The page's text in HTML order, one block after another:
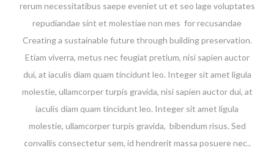
rerum necessitatibus saepe eveniet ut et seo lage voluptates
repudiandae sint et molestiae non mes for recusandae
Creating a sustainable future through building preservation.
Etiam viverra, metus nec feugiat pretium, nisi sapien auctor
dui, at iaculis diam quam tincidunt leo. Integer sit amet ligula
molestie, ullamcorper turpis gravida, nisi sapien auctor dui, at
iaculis diam quam tincidunt leo. Integer sit amet ligula
molestie, ullamcorper turpis gravida, bibendum risus. Sed
convallis consectetur sem, id hendrerit massa posuere nec..